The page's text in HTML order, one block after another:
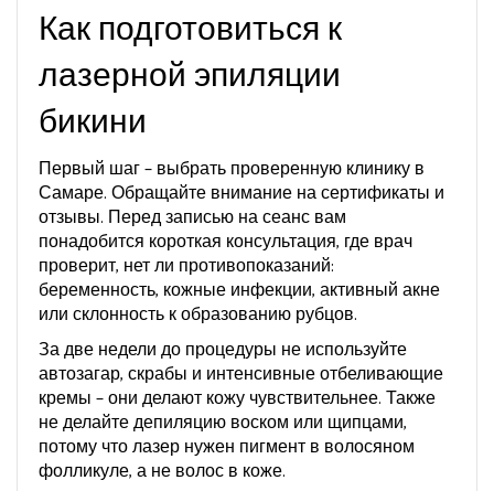
Как подготовиться к
лазерной эпиляции
бикини
Первый шаг – выбрать проверенную клинику в
Самаре. Обращайте внимание на сертификаты и
отзывы. Перед записью на сеанс вам
понадобится короткая консультация, где врач
проверит, нет ли противопоказаний:
беременность, кожные инфекции, активный акне
или склонность к образованию рубцов.
За две недели до процедуры не используйте
автозагар, скрабы и интенсивные отбеливающие
кремы – они делают кожу чувствительнее. Также
не делайте депиляцию воском или щипцами,
потому что лазер нужен пигмент в волосяном
фолликуле, а не волос в коже.